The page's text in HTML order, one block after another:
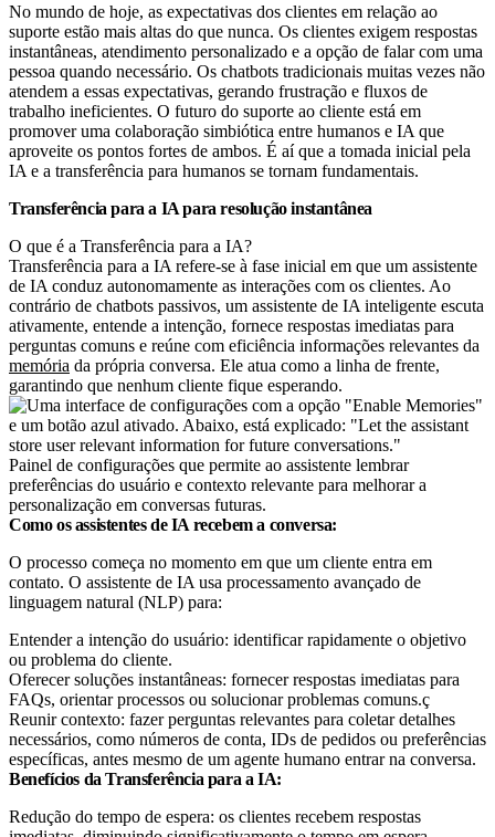
No mundo de hoje, as expectativas dos clientes em relação ao
suporte estão mais altas do que nunca. Os clientes exigem respostas
instantâneas, atendimento personalizado e a opção de falar com uma
pessoa quando necessário. Os chatbots tradicionais muitas vezes não
atendem a essas expectativas, gerando frustração e fluxos de
trabalho ineficientes. O futuro do suporte ao cliente está em
promover uma colaboração simbiótica entre humanos e IA que
aproveite os pontos fortes de ambos. É aí que a tomada inicial pela
IA e a transferência para humanos se tornam fundamentais.
Transferência para a IA para resolução instantânea
O que é a Transferência para a IA?
Transferência para a IA refere-se à fase inicial em que um assistente
de IA conduz autonomamente as interações com os clientes. Ao
contrário de chatbots passivos, um assistente de IA inteligente escuta
ativamente, entende a intenção, fornece respostas imediatas para
perguntas comuns e reúne com eficiência informações relevantes da
memória da própria conversa. Ele atua como a linha de frente,
garantindo que nenhum cliente fique esperando.
Painel de configurações que permite ao assistente lembrar
preferências do usuário e contexto relevante para melhorar a
personalização em conversas futuras.
Como os assistentes de IA recebem a conversa:
O processo começa no momento em que um cliente entra em
contato. O assistente de IA usa processamento avançado de
linguagem natural (NLP) para:
Entender a intenção do usuário: identificar rapidamente o objetivo
ou problema do cliente.
Oferecer soluções instantâneas: fornecer respostas imediatas para
FAQs, orientar processos ou solucionar problemas comuns.ç
Reunir contexto: fazer perguntas relevantes para coletar detalhes
necessários, como números de conta, IDs de pedidos ou preferências
específicas, antes mesmo de um agente humano entrar na conversa.
Benefícios da Transferência para a IA:
Redução do tempo de espera: os clientes recebem respostas